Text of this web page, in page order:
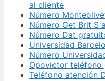
al cliente
Número
Número Get Brit S
Número Dat
Universidad
Número
Opovictor
Teléfono atención